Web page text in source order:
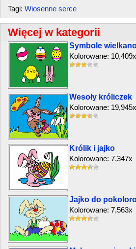
Tagi: Wiosenne serce
Więcej w kategorii
Symbole
Kolorowane: 10,409x
Wesoły króliczek
Kolorowane: 19,945x
Królik i jajko
Kolorowane: 7,347x
Jajko do
Kolorowane: 7,563x